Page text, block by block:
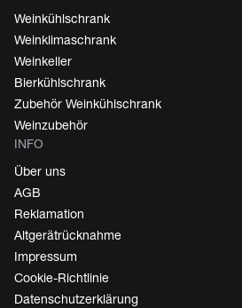
Weinkühlschrank
Weinklimaschrank
Weinkeller
Bierkühlschrank
Zubehör Weinkühlschrank
Weinzubehör
INFO
Über uns
AGB
Reklamation
Altgerätrücknahme
Impressum
Cookie-Richtlinie
Datenschutzerklärung